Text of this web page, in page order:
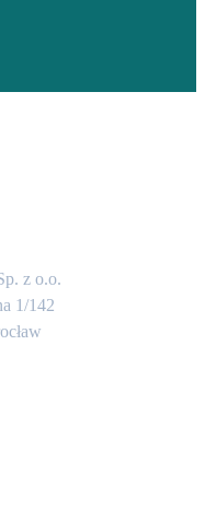
z o.o.
1/142